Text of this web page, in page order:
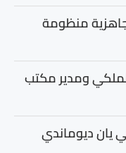
منظومة
ومدير مكتب
يان ديوماندي